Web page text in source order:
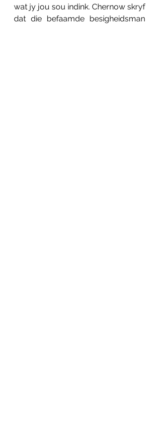
wat jy jou sou indink. Chernow skryf
dat die befaamde besigheidsman